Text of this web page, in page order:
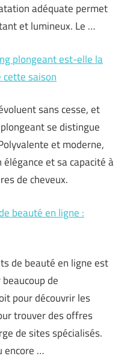
adéquate permet
et lumineux. Le …
plongeant est-elle la
saison
sans cesse, et
se distingue
et moderne,
et sa capacité à
de cheveux.
beauté en ligne :
de beauté en ligne est
de
pour découvrir les
trouver des offres
de sites spécialisés.
encore …